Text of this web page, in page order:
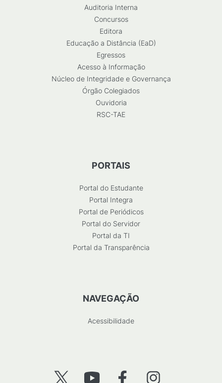
Auditoria Interna
Concursos
Editora
Educação a Distância (EaD)
Egressos
Acesso à Informação
Núcleo de Integridade e Governança
Órgão Colegiados
Ouvidoria
RSC-TAE
PORTAIS
Portal do Estudante
Portal Integra
Portal de Periódicos
Portal do Servidor
Portal da TI
Portal da Transparência
NAVEGAÇÃO
Acessibilidade